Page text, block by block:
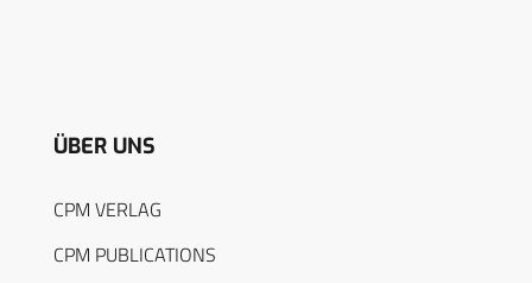
ÜBER UNS
CPM VERLAG
CPM PUBLICATIONS